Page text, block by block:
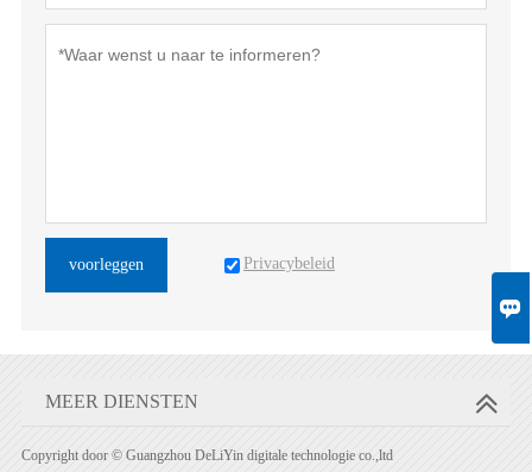

voorleggen Privacybeleid
MEER DIENSTEN
Copyright door © Guangzhou DeLiYin digitale technologie co.,ltd